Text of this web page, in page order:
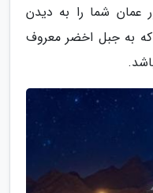
عمان شما را به دیدن
که به جبل اخضر معروف